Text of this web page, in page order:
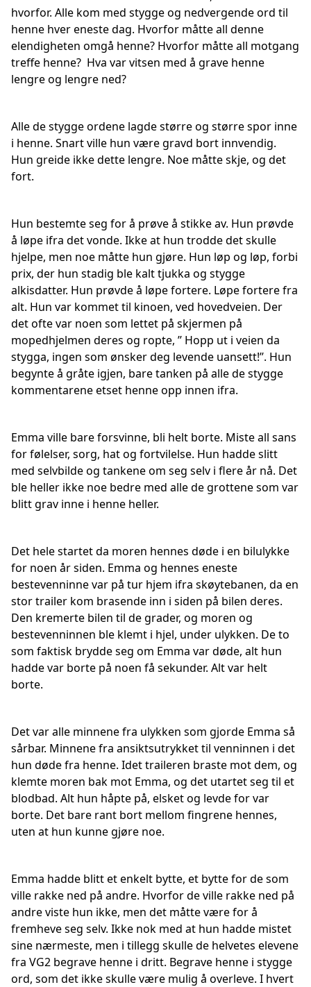
hvorfor. Alle kom med stygge og nedvergende ord til
henne hver eneste dag. Hvorfor måtte all denne
elendigheten omgå henne? Hvorfor måtte all motgang
treffe henne? Hva var vitsen med å grave henne
lengre og lengre ned?
Alle de stygge ordene lagde større og større spor inne
i henne. Snart ville hun være gravd bort innvendig.
Hun greide ikke dette lengre. Noe måtte skje, og det
fort.
Hun bestemte seg for å prøve å stikke av. Hun prøvde
å løpe ifra det vonde. Ikke at hun trodde det skulle
hjelpe, men noe måtte hun gjøre. Hun løp og løp, forbi
prix, der hun stadig ble kalt tjukka og stygge
alkisdatter. Hun prøvde å løpe fortere. Løpe fortere fra
alt. Hun var kommet til kinoen, ved hovedveien. Der
det ofte var noen som lettet på skjermen på
mopedhjelmen deres og ropte, ’’ Hopp ut i veien da
stygga, ingen som ønsker deg levende uansett!’’. Hun
begynte å gråte igjen, bare tanken på alle de stygge
kommentarene etset henne opp innen ifra.
Emma ville bare forsvinne, bli helt borte. Miste all sans
for følelser, sorg, hat og fortvilelse. Hun hadde slitt
med selvbilde og tankene om seg selv i flere år nå. Det
ble heller ikke noe bedre med alle de grottene som var
blitt grav inne i henne heller.
Det hele startet da moren hennes døde i en bilulykke
for noen år siden. Emma og hennes eneste
bestevenninne var på tur hjem ifra skøytebanen, da en
stor trailer kom brasende inn i siden på bilen deres.
Den kremerte bilen til de grader, og moren og
bestevenninnen ble klemt i hjel, under ulykken. De to
som faktisk brydde seg om Emma var døde, alt hun
hadde var borte på noen få sekunder. Alt var helt
borte.
Det var alle minnene fra ulykken som gjorde Emma så
sårbar. Minnene fra ansiktsutrykket til venninnen i det
hun døde fra henne. Idet traileren braste mot dem, og
klemte moren bak mot Emma, og det utartet seg til et
blodbad. Alt hun håpte på, elsket og levde for var
borte. Det bare rant bort mellom fingrene hennes,
uten at hun kunne gjøre noe.
Emma hadde blitt et enkelt bytte, et bytte for de som
ville rakke ned på andre. Hvorfor de ville rakke ned på
andre viste hun ikke, men det måtte være for å
fremheve seg selv. Ikke nok med at hun hadde mistet
sine nærmeste, men i tillegg skulle de helvetes elevene
fra VG2 begrave henne i dritt. Begrave henne i stygge
ord, som det ikke skulle være mulig å overleve. I hvert